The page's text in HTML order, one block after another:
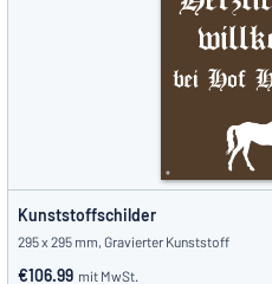
Kunststoffschilder
295 x 295 mm, Gravierter Kunststoff
€106.99 mit MwSt.